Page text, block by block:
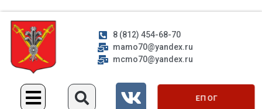
8 (812) 454-68-70
mamo70@yandex.ru
mcmo70@yandex.ru
ЕП ОГ